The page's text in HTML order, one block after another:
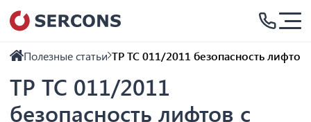
Полезные статьи ТР ТС 011/2011 безопасность
ТР ТС 011/2011
безопасность лифтов с